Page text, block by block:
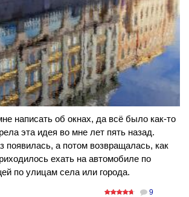
написать об окнах, да всё было как-то
эта идея во мне лет пять назад.
появилась, а потом возвращалась, как
ехать на автомобиле по
по улицам села или города.
9